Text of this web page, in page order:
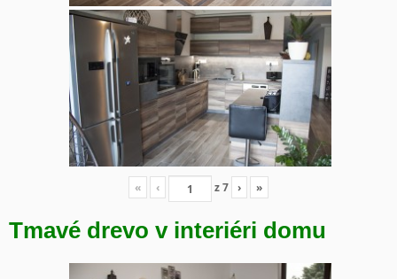
« ‹ z7 › »
Tmavé drevo v interiéri domu